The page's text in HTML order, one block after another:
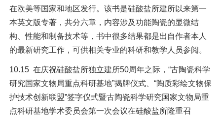
在欧美等国家和地区发行。该书是硅酸盐所建所以来第一
本英文版专著，共分六章，内容涉及功能陶瓷的显微结
构、性能和制备技术等，书中很多结果都是出自作者本人
的最新研究工作，可供相关专业的科研和教学人员参阅。
10.15 在庆祝硅酸盐所独立建所50周年之际，“古陶瓷科学
研究国家文物局重点科研基地”揭牌仪式、“陶质彩绘文物保
护技术创新联盟”签字仪式暨古陶瓷科学研究国家文物局重
点科研基地学术委员会第一次会议在硅酸盐所隆重召